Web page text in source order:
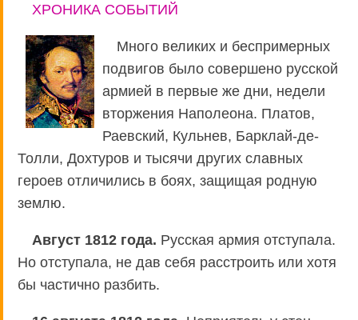
ХРОНИКА СОБЫТИЙ
Много великих и беспримерных
подвигов было совершено русской
армией в первые же дни, недели
вторжения Наполеона. Платов,
Раевский, Кульнев, Барклай-де-
Толли, Дохтуров и тысячи других славных
героев отличились в боях, защищая родную
землю.
Август 1812 года. Русская армия отступала.
Но отступала, не дав себя расстроить или хотя
бы частично разбить.